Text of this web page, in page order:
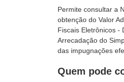
Permite consultar a
obtenção do Valor
Fiscais Eletrônicos -
Arrecadação do
das impugnações
Quem pode